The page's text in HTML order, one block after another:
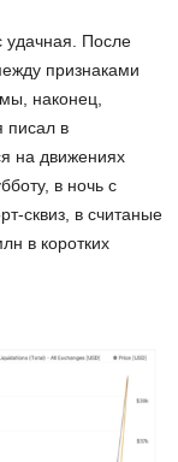
удачная. После
признаками
наконец,
писал в
на движениях
в ночь с
сквиз, в считаные
в коротких